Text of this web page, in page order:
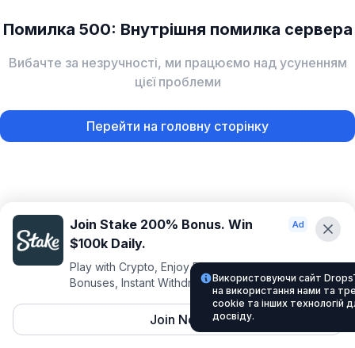
Помилка 500: Внутрішня помилка сервера
Вибачте за незручності, ми працюємо над усуненням
цієї проблеми
Перейти на головну сторінку
Join Stake 200% Bonus. Win
$100k Daily.
Play with Crypto, Enjoy Best VIP Club, Daily
Bonuses, Instant Withdrawals.
Join Now
Використовуючи сайт
на використання нами та
cookie та інших технологій
досвіду.